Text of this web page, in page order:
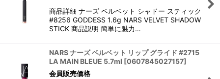
商品詳細 ナーズ ベルベット シャドー スティック
#8256 GODDESS 1.6g NARS VELVET SHADOW
STICK 商品説明 簡単に魅力…
NARS ナーズ ベルベット リップ グライド #2715
LA MAIN BLEUE 5.7ml [0607845027157]
会員販売価格